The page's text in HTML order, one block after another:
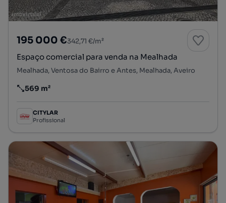
195 000 €342,71 €/m²
Espaço comercial para venda na Mealhada
Mealhada, Ventosa do Bairro e Antes, Mealhada, Aveiro
Preço por metro quadrado
569 m²
CITYLAR
Profissional